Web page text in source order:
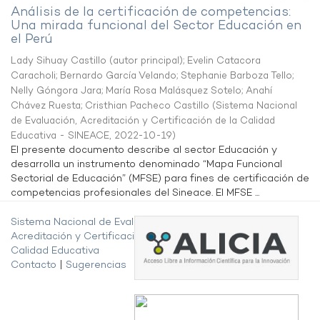
Análisis de la certificación de competencias:
Una mirada funcional del Sector Educación en
el Perú
Lady Sihuay Castillo (autor principal); Evelin Catacora
Caracholi; Bernardo García Velando; Stephanie Barboza Tello;
Nelly Góngora Jara; María Rosa Malásquez Sotelo; Anahí
Chávez Ruesta; Cristhian Pacheco Castillo (Sistema Nacional
de Evaluación, Acreditación y Certificación de la Calidad
Educativa - SINEACE, 2022-10-19)
El presente documento describe al sector Educación y
desarrolla un instrumento denominado “Mapa Funcional
Sectorial de Educación” (MFSE) para fines de certificación de
competencias profesionales del Sineace. El MFSE ...
Sistema Nacional de Evaluación,
Acreditación y Certificación de la
Calidad Educativa
Contacto
Sugerencias